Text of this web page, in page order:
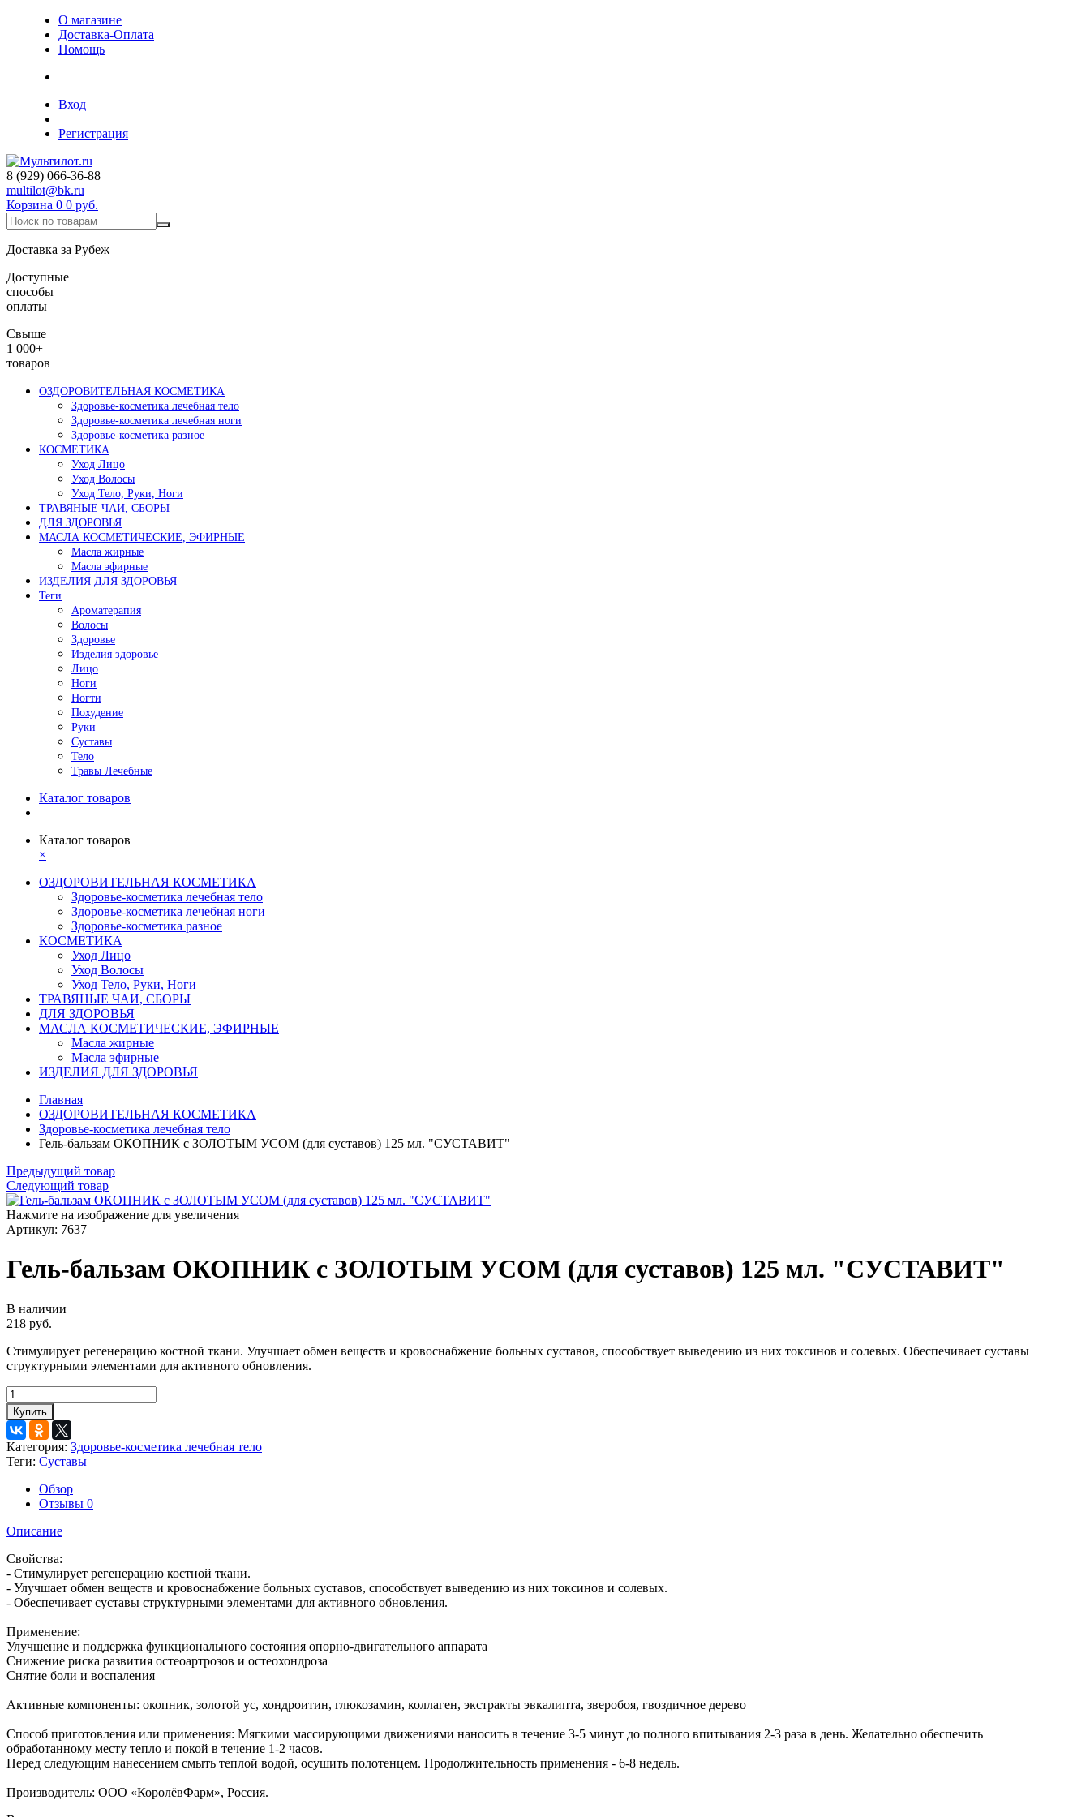
О магазине
Доставка-Оплата
Помощь
Вход
Регистрация
8 (929) 066-36-88
multilot@bk.ru
Корзина 0 0 руб.
Доставка за Рубеж
Доступные
способы
оплаты
Свыше
1 000+
товаров
ОЗДОРОВИТЕЛЬНАЯ КОСМЕТИКА
Здоровье-косметика лечебная тело
Здоровье-косметика лечебная ноги
Здоровье-косметика разное
КОСМЕТИКА
Уход Лицо
Уход Волосы
Уход Тело, Руки, Ноги
ТРАВЯНЫЕ ЧАИ, СБОРЫ
ДЛЯ ЗДОРОВЬЯ
МАСЛА КОСМЕТИЧЕСКИЕ, ЭФИРНЫЕ
Масла жирные
Масла эфирные
ИЗДЕЛИЯ ДЛЯ ЗДОРОВЬЯ
Теги
Ароматерапия
Волосы
Здоровье
Изделия здоровье
Лицо
Ноги
Ногти
Похудение
Руки
Суставы
Тело
Травы Лечебные
Каталог товаров
Каталог товаров
×
ОЗДОРОВИТЕЛЬНАЯ КОСМЕТИКА
Здоровье-косметика лечебная тело
Здоровье-косметика лечебная ноги
Здоровье-косметика разное
КОСМЕТИКА
Уход Лицо
Уход Волосы
Уход Тело, Руки, Ноги
ТРАВЯНЫЕ ЧАИ, СБОРЫ
ДЛЯ ЗДОРОВЬЯ
МАСЛА КОСМЕТИЧЕСКИЕ, ЭФИРНЫЕ
Масла жирные
Масла эфирные
ИЗДЕЛИЯ ДЛЯ ЗДОРОВЬЯ
Главная
ОЗДОРОВИТЕЛЬНАЯ КОСМЕТИКА
Здоровье-косметика лечебная тело
Гель-бальзам ОКОПНИК с ЗОЛОТЫМ УСОМ (для суставов) 125 мл. "СУСТАВИТ"
Предыдущий товар
Следующий товар
Нажмите на изображение для увеличения
Артикул: 7637
Гель-бальзам ОКОПНИК с ЗОЛОТЫМ УСОМ (для суставов) 125 мл. "СУСТАВИТ"
В наличии
218 руб.
Стимулирует регенерацию костной ткани. Улучшает обмен веществ и кровоснабжение больных суставов, способствует выведению из них токсинов и солевых. Обеспечивает суставы
структурными элементами для активного обновления.
Купить
Категория: Здоровье-косметика лечебная тело
Теги: Суставы
Обзор
Отзывы 0
Описание
Свойства:
- Стимулирует регенерацию костной ткани.
- Улучшает обмен веществ и кровоснабжение больных суставов, способствует выведению из них токсинов и солевых.
- Обеспечивает суставы структурными элементами для активного обновления.
Применение:
Улучшение и поддержка функционального состояния опорно-двигательного аппарата
Снижение риска развития остеоартрозов и остеохондроза
Снятие боли и воспаления
Активные компоненты: окопник, золотой ус, хондроитин, глюкозамин, коллаген, экстракты эвкалипта, зверобоя, гвоздичное дерево
Способ приготовления или применения: Мягкими массирующими движениями наносить в течение 3-5 минут до полного впитывания 2-3 раза в день. Желательно обеспечить
обработанному месту тепло и покой в течение 1-2 часов.
Перед следующим нанесением смыть теплой водой, осушить полотенцем. Продолжительность применения - 6-8 недель.
Производитель: ООО «КоролёвФарм», Россия.